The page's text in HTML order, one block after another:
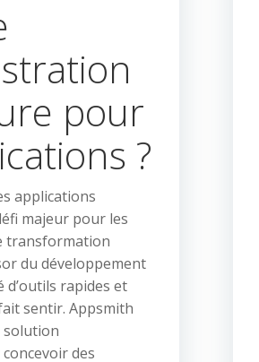
pour
?
applications
majeur pour les
transformation
du développement
d’outils rapides et
sentir. Appsmith
solution
des